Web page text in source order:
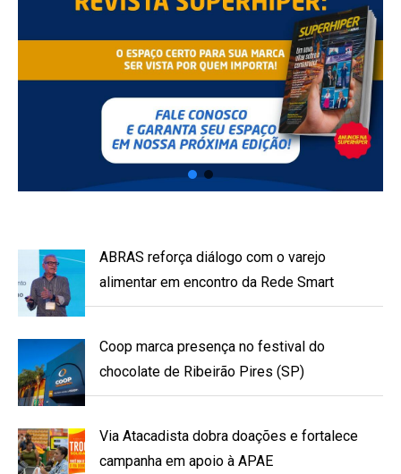
ABRAS reforça diálogo com o varejo
alimentar em encontro da Rede Smart
Coop marca presença no festival do
chocolate de Ribeirão Pires (SP)
Via Atacadista dobra doações e fortalece
campanha em apoio à APAE